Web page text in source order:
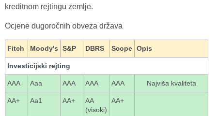
kreditnom rejtingu zemlje.
Ocjene dugoročnih obveza država
Fitch Moody's S&P DBRS Scope Opis
Investicijski rejting
AAA Aaa AAA AAA AAA Najviša kvaliteta
AA+ Aa1 AA+
AA
(visoki)
AA+